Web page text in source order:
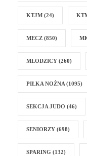
KTJM (24)
MECZ (850)
MŁODZICY (260)
PIŁKA NOŻNA (1095)
SEKCJA JUDO (46)
SENIORZY (698)
SPARING (132)